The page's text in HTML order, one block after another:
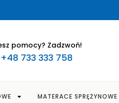
pomocy? Zadzwoń!
733 333 758
MATERACE SPRĘŻYNOWE